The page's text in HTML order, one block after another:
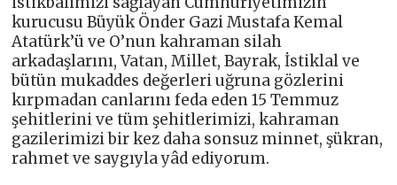
kurucusu Büyük Önder Gazi Mustafa Kemal
Atatürk’ü ve O’nun kahraman silah
arkadaşlarını, Vatan, Millet, Bayrak, İstiklal ve
bütün mukaddes değerleri uğruna gözlerini
kırpmadan canlarını feda eden 15 Temmuz
şehitlerini ve tüm şehitlerimizi, kahraman
gazilerimizi bir kez daha sonsuz minnet, şükran,
rahmet ve saygıyla yâd ediyorum.